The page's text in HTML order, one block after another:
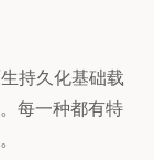
持久化基础载
每一种都有特